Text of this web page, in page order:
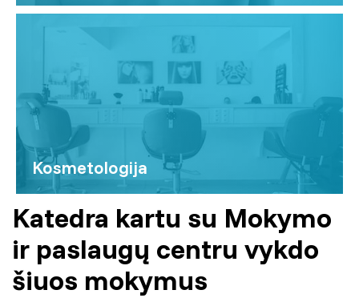
Kosmetologija
Katedra kartu su Mokymo
ir paslaugų centru vykdo
šiuos mokymus